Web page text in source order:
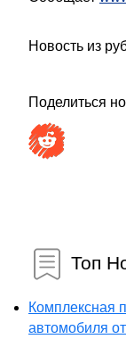
Новость из
Поделиться
Топ
Комплексная
автомобиля